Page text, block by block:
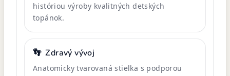
históriou výroby kvalitných detských
topánok.
👣 Zdravý vývoj
Anatomicky tvarovaná stielka s podporou